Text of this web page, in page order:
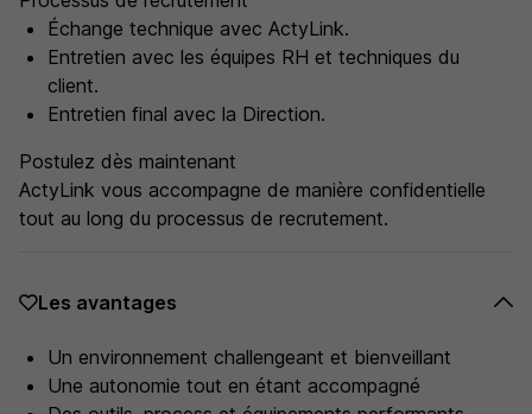
Échange technique avec ActyLink.
Entretien avec les équipes RH et techniques du
client.
Entretien final avec la Direction.
Postulez dès maintenant
ActyLink vous accompagne de manière confidentielle
tout au long du processus de recrutement.
Les avantages
Un environnement challengeant et bienveillant
Une autonomie tout en étant accompagné